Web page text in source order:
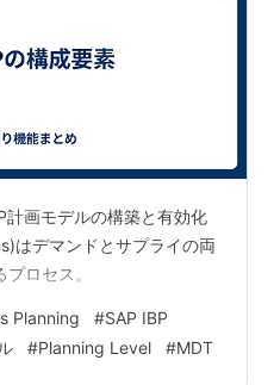
計画モデルの構築と有効化
はデマンドとサプライの両
ロセス。
Planning #SAP IBP
#Planning Level #MDT